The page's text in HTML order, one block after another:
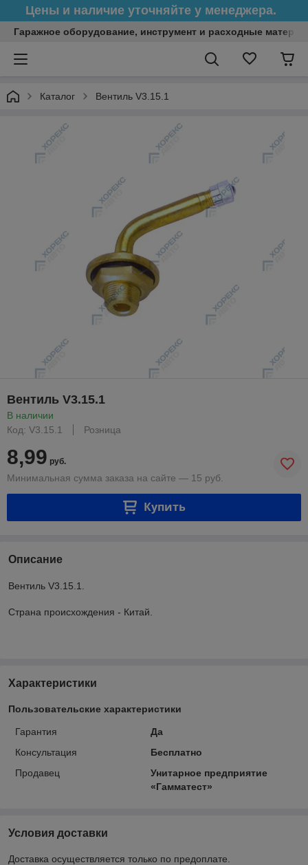
Цены и наличие уточняйте у менеджера.
Гаражное оборудование, инструмент и расходные
Каталог Вентиль V3.15.1
Вентиль V3.15.1
В наличии
Код: V3.15.1
Розница
8,99 руб.
Минимальная сумма заказа на сайте — 15 руб.
Купить
Описание
Вентиль V3.15.1.
Страна происхождения - Китай.
Характеристики
Пользовательские характеристики
Гарантия
Да
Консультация
Бесплатно
Продавец
Унитарное предприятие
«Гамматест»
Условия доставки
Доставка осуществляется только по предоплате.